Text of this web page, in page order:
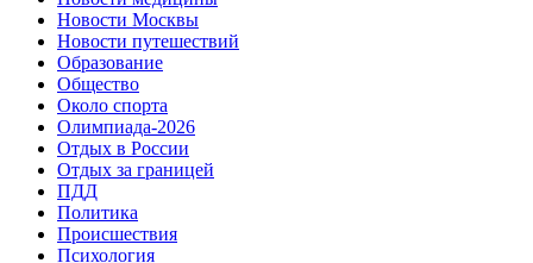
Новости Москвы
Новости путешествий
Образование
Общество
Около спорта
Олимпиада-2026
Отдых в России
Отдых за границей
ПДД
Политика
Происшествия
Психология